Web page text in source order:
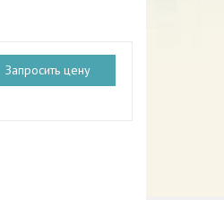
Запросить цену